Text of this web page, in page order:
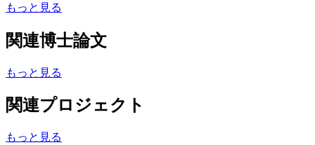
もっと見る
関連博士論文
もっと見る
関連プロジェクト
もっと見る